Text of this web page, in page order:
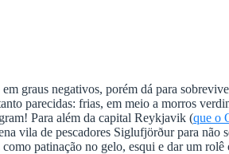
graus negativos, porém dá para
parecidas: frias, em meio a morros
Para além da capital Reykjavik (que o
vila de pescadores Siglufjörður para não
patinação no gelo, esqui e dar um rolê